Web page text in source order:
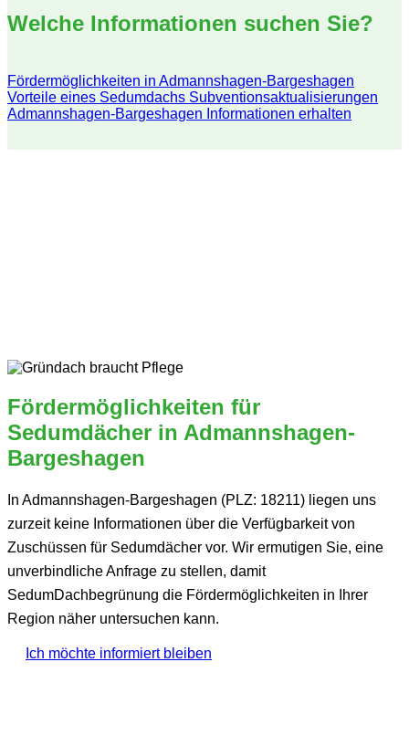
Welche Informationen suchen Sie?
Fördermöglichkeiten in Admannshagen-Bargeshagen
Vorteile eines Sedumdachs Subventionsaktualisierungen
Admannshagen-Bargeshagen Informationen erhalten
Fördermöglichkeiten für
Sedumdächer in Admannshagen-
Bargeshagen
In Admannshagen-Bargeshagen (PLZ: 18211) liegen uns
zurzeit keine Informationen über die Verfügbarkeit von
Zuschüssen für Sedumdächer vor. Wir ermutigen Sie, eine
unverbindliche Anfrage zu stellen, damit
SedumDachbegrünung die Fördermöglichkeiten in Ihrer
Region näher untersuchen kann.
Ich möchte informiert bleiben